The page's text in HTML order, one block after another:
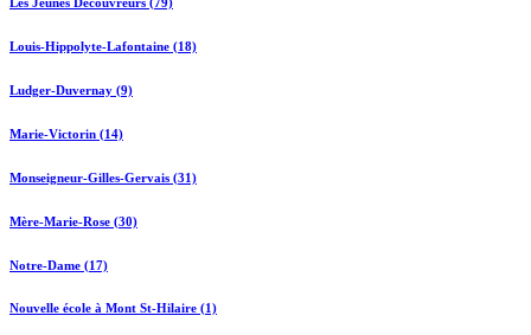
Louis-Hippolyte-Lafontaine (18)
Ludger-Duvernay (9)
Marie-Victorin (14)
Monseigneur-Gilles-Gervais (31)
Mère-Marie-Rose (30)
Notre-Dame (17)
Nouvelle école à Mont St-Hilaire (1)